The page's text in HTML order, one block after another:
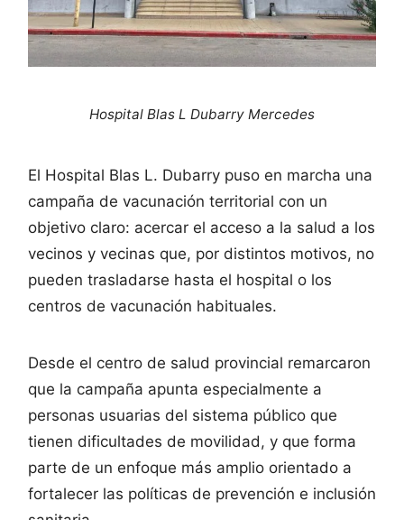
Hospital Blas L Dubarry Mercedes
El Hospital Blas L. Dubarry puso en marcha una
campaña de vacunación territorial con un
objetivo claro: acercar el acceso a la salud a los
vecinos y vecinas que, por distintos motivos, no
pueden trasladarse hasta el hospital o los
centros de vacunación habituales.
Desde el centro de salud provincial remarcaron
que la campaña apunta especialmente a
personas usuarias del sistema público que
tienen dificultades de movilidad, y que forma
parte de un enfoque más amplio orientado a
fortalecer las políticas de prevención e inclusión